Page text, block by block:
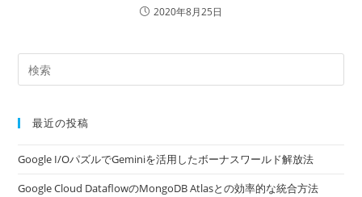
2020年8月25日
最近の投稿
Google I/OパズルでGeminiを活用したボーナスワールド解放法
Google Cloud DataflowのMongoDB Atlasとの効率的な統合方法